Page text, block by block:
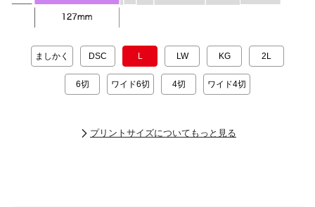
ましかく DSC L LW KG 2L
6切 ワイド6切 4切 ワイド4切
プリントサイズについてもっと見る